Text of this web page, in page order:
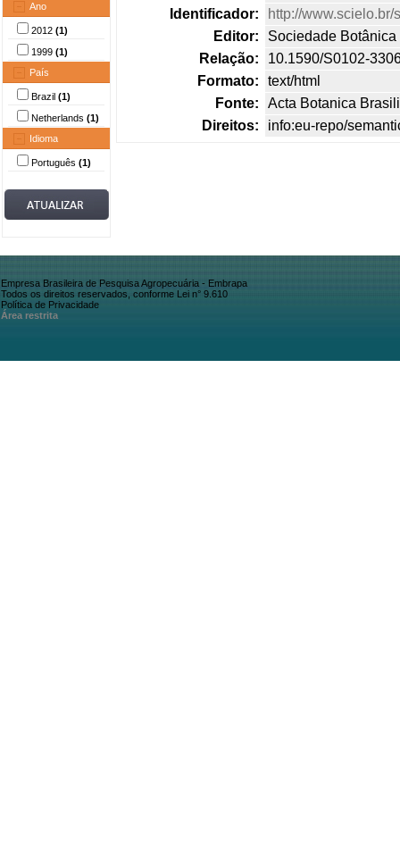
Ano
2012 (1)
1999 (1)
País
Brazil (1)
Netherlands (1)
Idioma
Português (1)
Identificador:
http://
Editor:
Sociedade
Relação:
10.1590/S0102-
Formato:
text/html
Fonte:
Acta Botanica
Direitos:
info:eu-repo/
Empresa Brasileira de Pesquisa Agropecuária - Embrapa
Todos os direitos reservados, conforme Lei n° 9.610
Política de Privacidade
Área restrita